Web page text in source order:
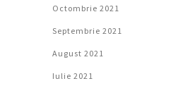
Octombrie 2021
Septembrie 2021
August 2021
Iulie 2021